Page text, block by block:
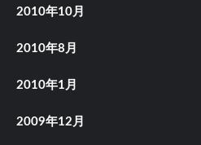
2010年10月
2010年8月
2010年1月
2009年12月